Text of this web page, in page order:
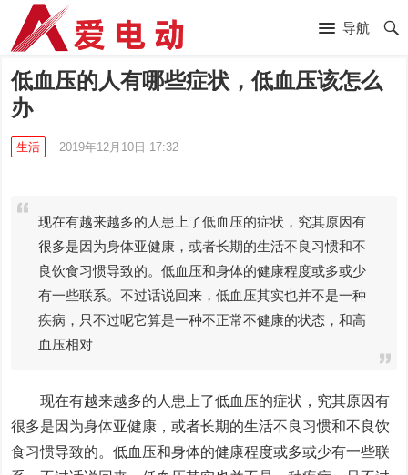
导航
低血压的人有哪些症状，低血压该怎么
办
生活 2019年12月10日 17:32
现在有越来越多的人患上了低血压的症状，究其原因有
很多是因为身体亚健康，或者长期的生活不良习惯和不
良饮食习惯导致的。低血压和身体的健康程度或多或少
有一些联系。不过话说回来，低血压其实也并不是一种
疾病，只不过呢它算是一种不正常不健康的状态，和高
血压相对
现在有越来越多的人患上了低血压的症状，究其原因有
很多是因为身体亚健康，或者长期的生活不良习惯和不良饮
食习惯导致的。低血压和身体的健康程度或多或少有一些联